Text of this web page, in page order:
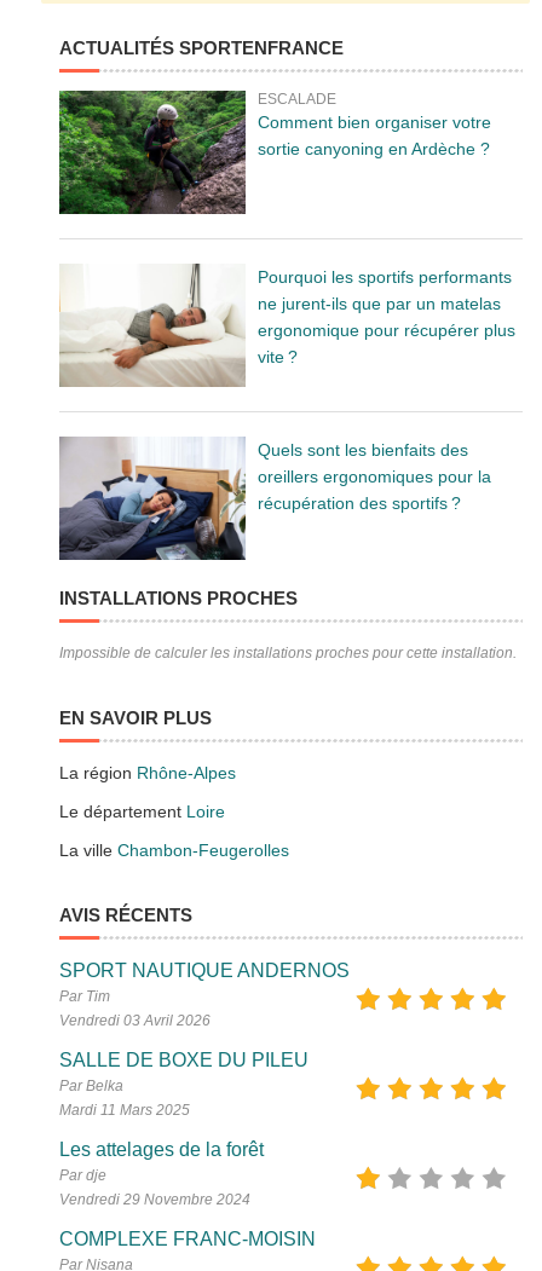
ACTUALITÉS SPORTENFRANCE
ESCALADE
Comment bien organiser votre
sortie canyoning en Ardèche ?
Pourquoi les sportifs performants
ne jurent-ils que par un matelas
ergonomique pour récupérer plus
vite ?
Quels sont les bienfaits des
oreillers ergonomiques pour la
récupération des sportifs ?
INSTALLATIONS PROCHES
Impossible de calculer les installations proches pour cette installation.
EN SAVOIR PLUS
La région Rhône-Alpes
Le département Loire
La villeChambon-Feugerolles
AVIS RÉCENTS
SPORT NAUTIQUE ANDERNOS
Par Tim
Vendredi 03 Avril 2026
SALLE DE BOXE DU PILEU
Par Belka
Mardi 11 Mars 2025
Les attelages de la forêt
Par dje
Vendredi 29 Novembre 2024
COMPLEXE FRANC-MOISIN
Par Nisana